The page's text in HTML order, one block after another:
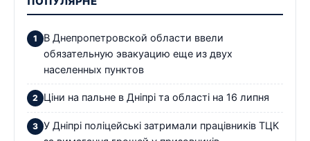
В Днепропетровской области ввели
обязательную эвакуацию еще из двух
населенных пунктов
Ціни на пальне в Дніпрі та області на 16 липня
У Дніпрі поліцейські затримали працівників ТЦК